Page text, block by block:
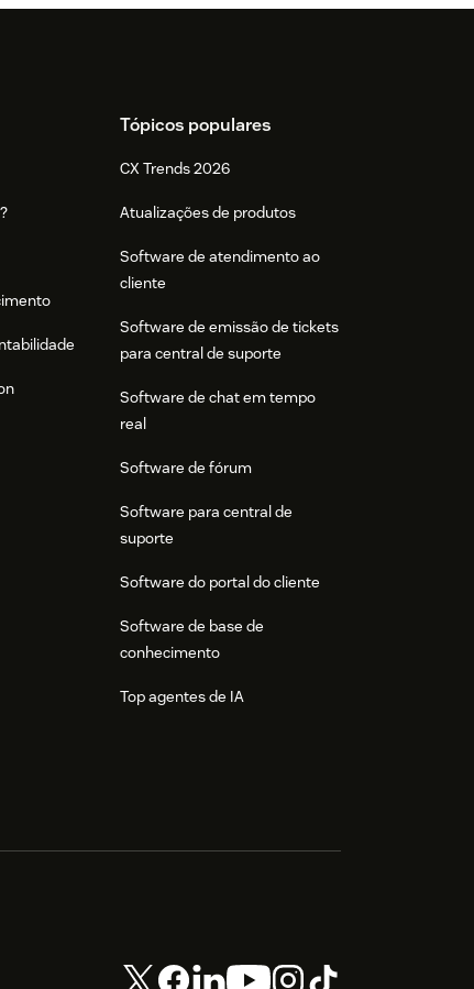
Tópicos populares
CX Trends 2026
Atualizações de produtos
Software de atendimento ao
cliente
Software de emissão de tickets
para central de suporte
Software de chat em tempo
real
Software de fórum
Software para central de
suporte
Software do portal do cliente
Software de base de
conhecimento
Top agentes de IA